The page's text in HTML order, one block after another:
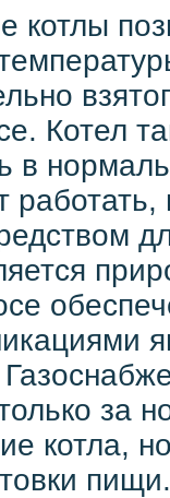
котлы
Котел
в
за
котла,
пищи.